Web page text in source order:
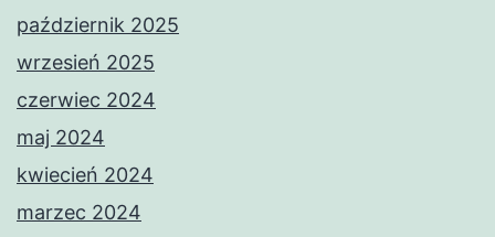
październik 2025
wrzesień 2025
czerwiec 2024
maj 2024
kwiecień 2024
marzec 2024